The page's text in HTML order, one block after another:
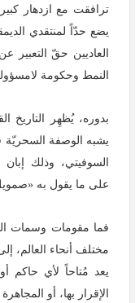
ترافقت مع ازدهار
يضع حدّاً لمنتقدي
العاديين حقّ
النمط وحكومة
بدوره، يُظهِر التاريخ
يشبه الوصفة السحريّة
السوفيتي، وذلك إبان
على ما يقول به
فما مقومات وسمات
مختلف أنحاء العالم،
يعد مُتاحاً لأي حاكم
الإقرار بها، أو